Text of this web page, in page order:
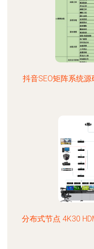
抖音SEO矩阵系统
分布式节点 4K30